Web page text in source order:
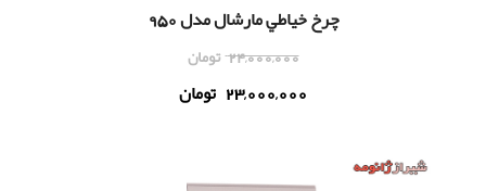
چرخ خياطي مارشال مدل 950
24,000,000 تومان
23,000,000 تومان